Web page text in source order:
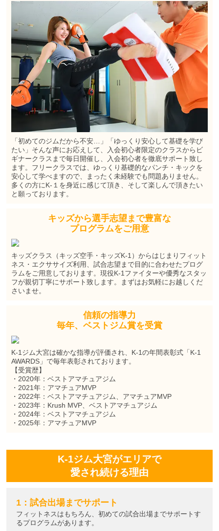
「初めてのジムだから不安…」「ゆっくり安心して基礎を学び
たい」そんな声にお応えして、入会初心者限定のクラスからビ
ギナークラスまで毎日開催し、入会初心者を徹底サポート致し
ます。フリークラスでは、ゆっくり基礎的なパンチ・キックを
安心して学べますので、まったく未経験でも問題ありません。
多くの方にK-１を身近に感じて頂き、そして楽しんで頂きたい
と願っております。
キッズから選手志望まで豊富な
プログラムをご用意
キッズクラス（キッズ空手・キッズK-1）からはじまりフィット
ネス・エクササイズ利用、試合志望まで目的に合わせたプログ
ラムをご用意しております。現役K-1ファイターや優秀なスタッ
フが親切丁寧にサポート致します。まずはお気軽にお越しくだ
さいませ。
信頼の指導力
毎年、ベストジム賞を受賞
K-1ジム大宮は確かな指導が評価され、K-1の年間表彰式「K-1
AWARDS」で毎年表彰されております。
【受賞歴】
・2020年：ベストアマチュアジム
・2021年：アマチュアMVP
・2022年：ベストアマチュアジム、アマチュアMVP
・2023年：Krush MVP、ベストアマチュアジム
・2024年：ベストアマチュアジム
・2025年：アマチュアMVP
K-1ジム大宮がエリアで
愛され続ける理由
1：試合出場までサポート
フィットネスはもちろん、初めての試合出場までサポートす
るプログラムがあります。